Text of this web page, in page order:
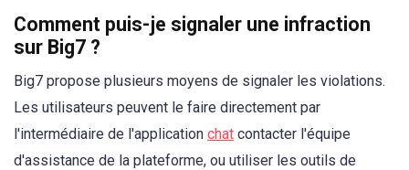
Comment puis-je signaler une infraction
sur Big7 ?
Big7 propose plusieurs moyens de signaler les violations.
Les utilisateurs peuvent le faire directement par
l'intermédiaire de l'application chat contacter l'équipe
d'assistance de la plateforme, ou utiliser les outils de